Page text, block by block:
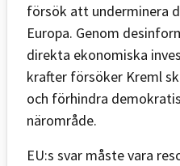
försök att underminera
Europa. Genom
direkta ekonomiska
krafter försöker Kreml
och förhindra
närområde.
EU:s svar måste vara